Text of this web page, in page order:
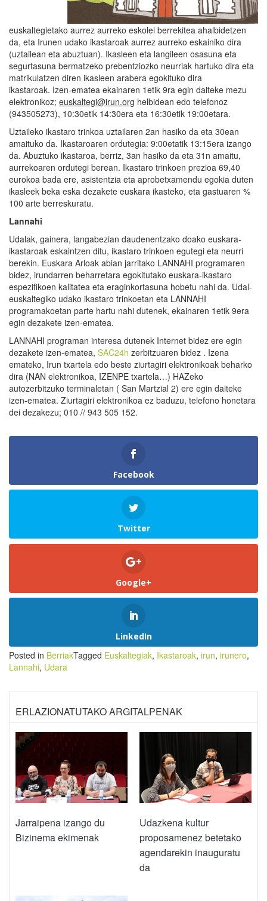
euskaltegietako aurrez aurreko eskolei berrekitea ahalbidetzen
da, eta Irunen udako ikastaroak aurrez aurreko eskainiko dira
(uztailean eta abuztuan). Ikasleen eta langileen osasuna eta
segurtasuna bermatzeko prebentziozko neurriak hartuko dira eta
matrikulatzen diren ikasleen arabera egokituko dira
ikastaroak. Izen-ematea ekainaren 1etik 9ra egin daiteke mezu
elektronikoz; euskaltegi@irun.org helbidean edo telefonoz
(943505273), 10:30etik 14:30era eta 16:30etik 19:00etara.
Uztaileko ikastaro trinkoa uztailaren 2an hasiko da eta 30ean
amaituko da. Ikastaroaren ordutegia: 9:00etatik 13:15era izango
da. Abuztuko ikastaroa, berriz, 3an hasiko da eta 31n amaitu,
aurrekoaren ordutegi berean. Ikastaro trinkoen prezioa 69,40
eurokoa bada ere, asistentzia eta aprobetxamendu egokia duten
ikasleek beka eska dezakete euskara ikasteko, eta gastuaren %
100 arte berreskuratu.
Lannahi
Udalak, gainera, langabezian daudenentzako doako euskara-
ikastaroak eskaintzen ditu, ikastaro trinkoen egutegi eta neurri
berekin. Euskara Arloak abian jarritako LANNAHI programaren
bidez, irundarren beharretara egokitutako euskara-ikastaro
espezifikoen kalitatea eta eraginkortasuna hobetu nahi da. Udal-
euskaltegiko udako ikastaro trinkoetan eta LANNAHI
programakoetan parte hartu nahi dutenek, ekainaren 1etik 9era
egin dezakete izen-ematea.
LANNAHI programan interesa dutenek Internet bidez ere egin
dezakete izen-ematea, SAC24h zerbitzuaren bidez . Izena
emateko, Irun txartela edo beste ziurtagiri elektronikoak beharko
dira (NAN elektronikoa, IZENPE txartela…) HAZeko
autozerbitzuko terminaletan ( San Martzial 2) ere egin daiteke
izen-ematea. Ziurtagiri elektronikoa ez baduzu, telefono honetara
dei dezakezu; 010 // 943 505 152.
Facebook
Twitter
Google+
LinkedIn
Posted in BerriakTagged Euskaltegiak, Ikastaroak, irun, irunero,
Lannahi, Udara
ERLAZIONATUTAKO ARGITALPENAK
Jarraipena izango du
Bizinema ekimenak
Udazkena kultur
proposamenez betetako
agendarekin inauguratu
da